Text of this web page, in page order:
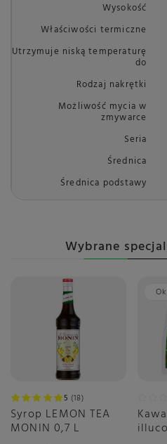
Wysokość
Właściwości termiczne
Utrzymuje niską temperaturę
do
Rodzaj nakrętki
Możliwość mycia w
zmywarce
Seria
Średnica
Średnica podstawy
Wybrane
5 18
Syrop LEMON TEA
MONIN 0,7 L